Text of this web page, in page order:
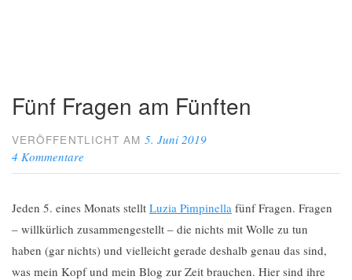
Fünf Fragen am Fünften
VERÖFFENTLICHT AM5. Juni 2019
4 Kommentare
Jeden 5. eines Monats stellt Luzia Pimpinella fünf Fragen. Fragen
– willkürlich zusammengestellt – die nichts mit Wolle zu tun
haben (gar nichts) und vielleicht gerade deshalb genau das sind,
was mein Kopf und mein Blog zur Zeit brauchen. Hier sind ihre